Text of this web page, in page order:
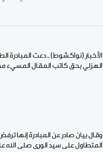
الأخبار (نواكشوط) ـ دعت المبادرة
الهزلي بحق كاتب المقال المسيء
وقال بيان صادر عن المبادرة إنها
المتطاول على سيد الورى صلى الله